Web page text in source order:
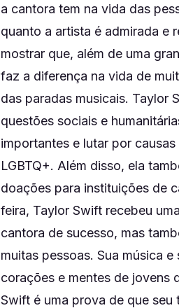
a cantora tem na vida das
quanto a artista é admirada e
mostrar que, além de uma
faz a diferença na vida de
das paradas musicais. Taylor
questões sociais e
importantes e lutar por
LGBTQ+. Além disso, ela
doações para instituições de
feira, Taylor Swift recebeu
cantora de sucesso, mas
muitas pessoas. Sua música
corações e mentes de jovens
Swift é uma prova de que